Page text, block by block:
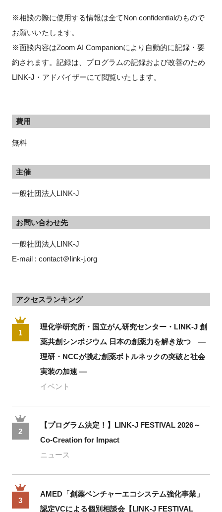
※相談の際に使用する情報は全てNon confidentialのもので
お願いいたします。
※面談内容はZoom AI Companionにより自動的に記録・要
約されます。記録は、プログラムの記録および改善のため
LINK-J・アドバイザーにて閲覧いたします。
費用
無料
主催
一般社団法人LINK-J
お問い合わせ先
一般社団法人LINK-J
E-mail : contact＠link-j.org
アクセスランキング
1
理化学研究所・国立がん研究センター・LINK-J 創
薬共創シンポジウム 日本の創薬力を解き放つ ―
理研・NCCが挑む創薬ボトルネックの突破と社会
実装の加速 ―
イベント
2
【プログラム決定！】LINK-J FESTIVAL 2026～
Co-Creation for Impact
ニュース
3
AMED「創薬ベンチャーエコシステム強化事業」
認定VCによる個別相談会【LINK-J FESTIVAL